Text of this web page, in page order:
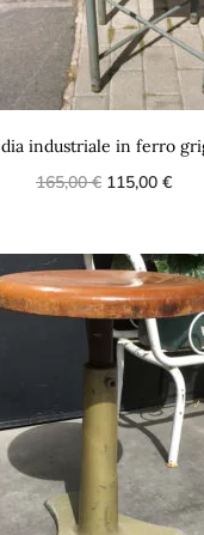
industriale in ferro
165,00€ 115,00 €